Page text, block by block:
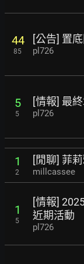
44
85
[公告] 置
pl726
5
5
[情報] 最
pl726
1
2
[閒聊] 菲
millcassee
1
5
[情報]
近期活動
pl726